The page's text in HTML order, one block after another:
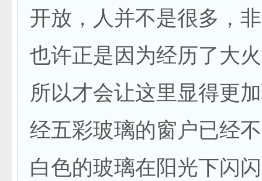
开放，人并不是很多，
也许正是因为经历了大
所以才会让这里显得更
经五彩玻璃的窗户已经
白色的玻璃在阳光下闪